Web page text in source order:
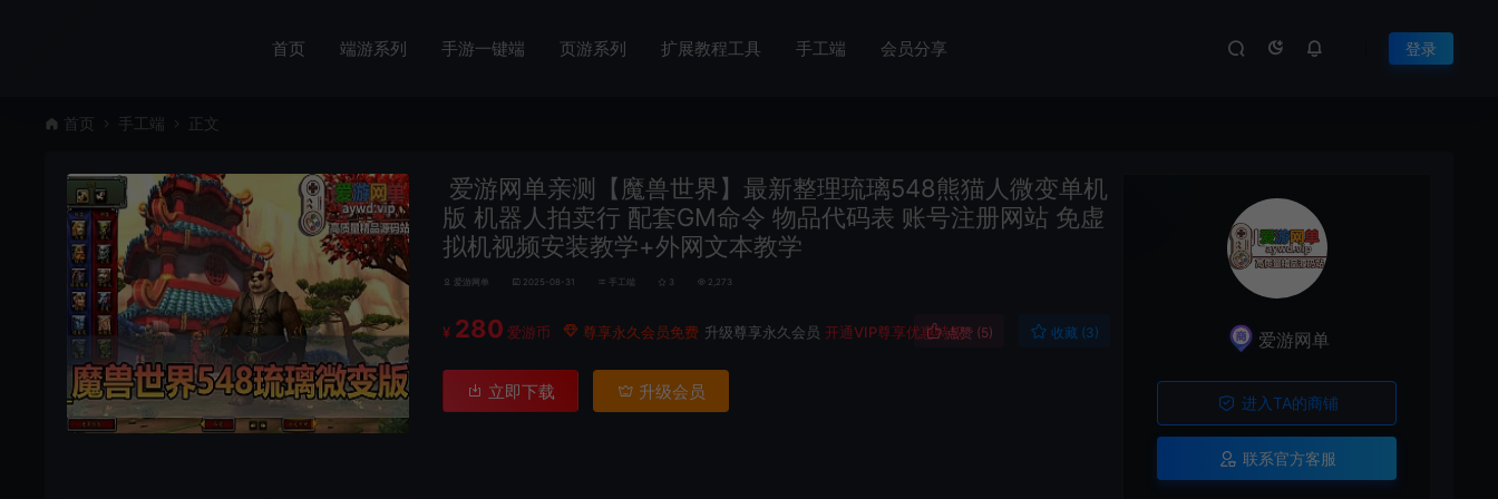
首页 端游系列 手游一键端 页游系列 扩展教程工具 手工端 会员分享 登录
首页 手工端 正文
爱游网单亲测【魔兽世界】最新整理琉璃548熊猫人微变单机
版 机器人拍卖行 配套GM命令 物品代码表 账号注册网站 免虚
拟机视频安装教学+外网文本教学
爱游网单 2025-08-31 手工端 3 2,273
¥ 280 爱游币 尊享永久会员免费 升级尊享永久会员 开通VIP尊享优惠特权
点赞 (5) 收藏 (3)
立即下载 升级会员
爱游网单
进入TA的商铺
联系官方客服